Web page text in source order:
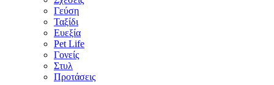
Γεύση
Ταξίδι
Ευεξία
Pet Life
Γονείς
Στυλ
Προτάσεις